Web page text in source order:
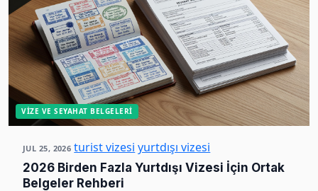
VIZE VE SEYAHAT BELGELERI
JUL 25, 2026 turist vizesi yurtdışı vizesi
2026 Birden Fazla Yurtdışı Vizesi İçin Ortak
Belgeler Rehberi